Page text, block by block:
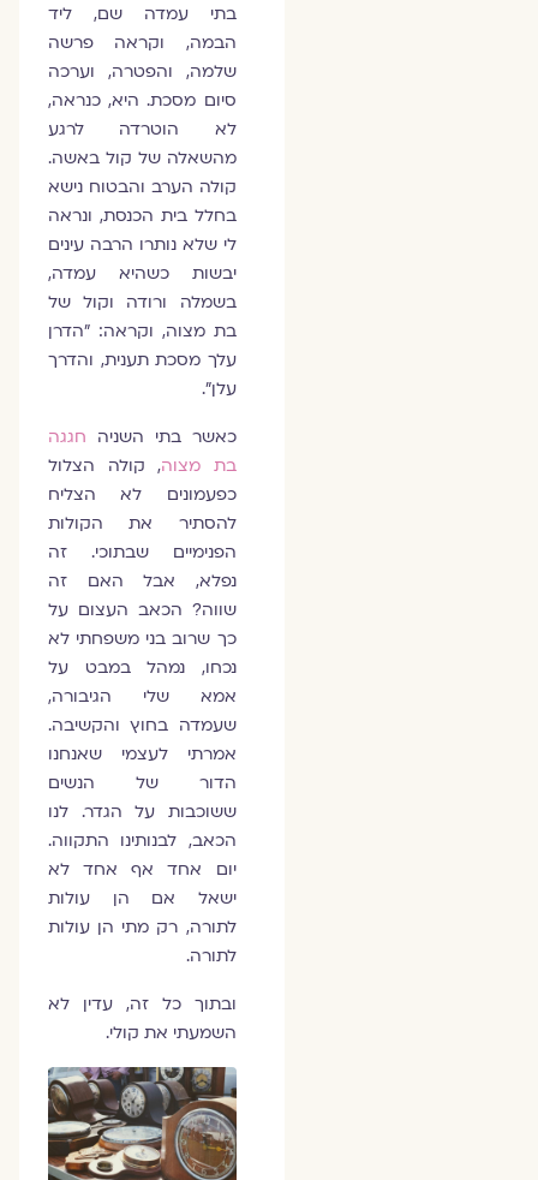
בתי עמדה שם, ליד
הבמה, וקראה פרשה
שלמה, והפטרה, וערכה
סיום מסכת. היא, כנראה,
לא הוטרדה לרגע
מהשאלה של קול באשה.
קולה הערב והבטוח נישא
בחלל בית הכנסת, ונראה
לי שלא נותרו הרבה עינים
יבשות כשהיא עמדה,
בשמלה ורודה וקול של
בת מצוה, וקראה: "הדרן
עלך מסכת תענית, והדרך
עלן".
כאשר בתי השניהחגגה
בת מצוה, קולה הצלול
כפעמונים לא הצליח
להסתיר את הקולות
הפנימיים שבתוכי. זה
נפלא, אבל האם זה
שווה? הכאב העצום על
כך שרוב בני משפחתי לא
נכחו, נמהל במבט על
אמא שלי הגיבורה,
שעמדה בחוץ והקשיבה.
אמרתי לעצמי שאנחנו
הדור של הנשים
ששוכבות על הגדר. לנו
הכאב, לבנותינו התקווה.
יום אחד אף אחד לא
ישאל אם הן עולות
לתורה, רק מתי הן עולות
לתורה.
ובתוך כל זה, עדין לא
השמעתי את קולי.